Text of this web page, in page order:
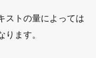
ストの量によっては
ます。